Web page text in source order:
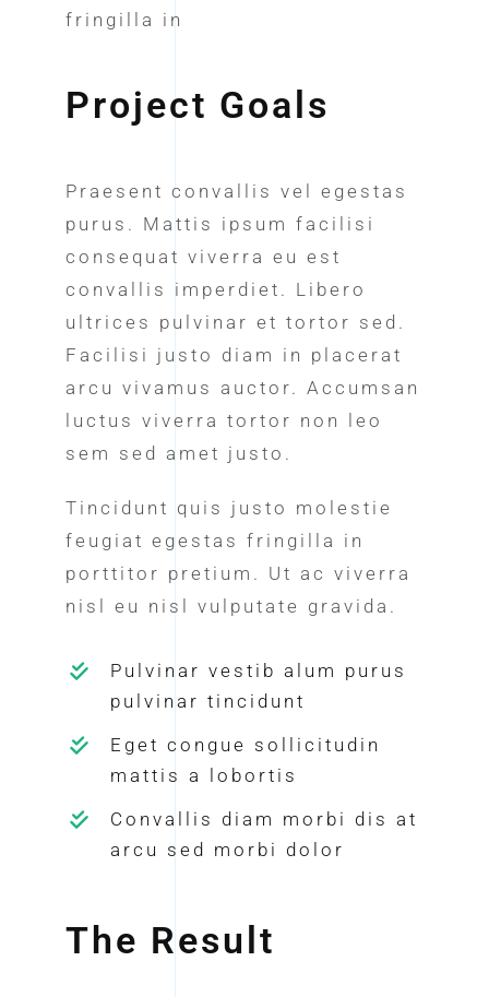
fringilla in
Project Goals
Praesent convallis vel egestas
purus. Mattis ipsum facilisi
consequat viverra eu est
convallis imperdiet. Libero
ultrices pulvinar et tortor sed.
Facilisi justo diam in placerat
arcu vivamus auctor. Accumsan
luctus viverra tortor non leo
sem sed amet justo.
Tincidunt quis justo molestie
feugiat egestas fringilla in
porttitor pretium. Ut ac viverra
nisl eu nisl vulputate gravida.
Pulvinar vestib alum purus
pulvinar tincidunt
Eget congue sollicitudin
mattis a lobortis
Convallis diam morbi dis at
arcu sed morbi dolor
The Result